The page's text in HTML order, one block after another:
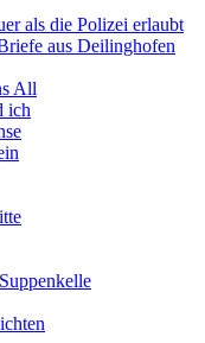
als die Polizei erlaubt
aus Deilinghofen
All
ich